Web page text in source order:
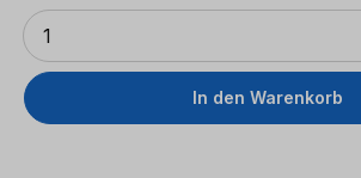
Anzahl
1
In den Warenkorb